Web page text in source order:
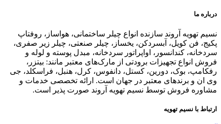
درباره ما
نسیم تهویه آروند سازنده انواع چیلر ساختمانی، هواساز، روفتاپ
پکیج، فن کویل، آبسردکن، یخساز، چیلر صنعتی، چیلر زیر صفری،
سردخانه، کندانسور، اواپراتور سردخانه، مبدل پوسته و لوله و
فروش انواع تجهیزات برودتی از مارک‌های معتبر مانند: بیتزر،
رفکامپ، بوک، دورین، کستل، دانفوس، کرل، هنبل، فراسکلد، جی
وی ان و برندهای معتبر در جهان است. ارائه تخصصی خدمات و
مشاوره فروش توسط نسیم تهویه آروند صورت پذیر است.
ارتباط با نسیم تهویه